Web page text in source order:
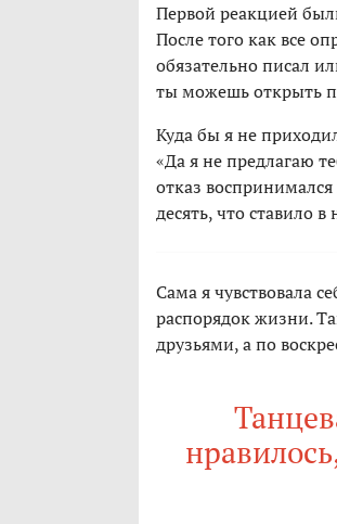
Первой реакцией
После того как все
обязательно писал
ты можешь открыть
Куда бы я не
«Да я не предлагаю
отказ
десять, что ставило
Сама я чувствовала
распорядок жизни.
друзьями, а по